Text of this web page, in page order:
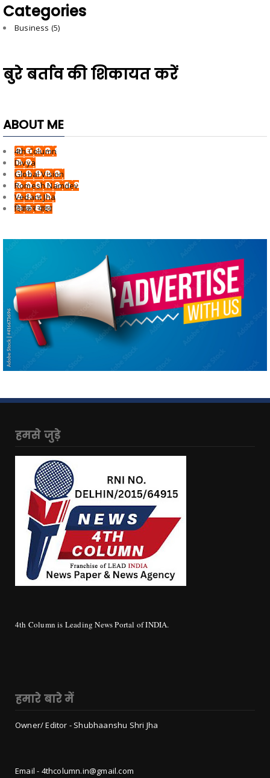
Categories
Business (5)
बुरे बर्ताव की शिकायत करें
ABOUT ME
4th Column
Divya
Global Vision
Romesh Namdev
Vedant Jha
दिवाकर यादव
हमसे जुड़े
4th Column is Leading News Portal of INDIA.
हमारे बारे में
Owner/ Editor - Shubhaanshu Shri Jha
Email - 4thcolumn.in@gmail.com